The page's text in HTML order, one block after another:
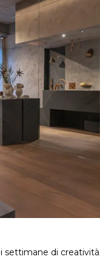
settimane di